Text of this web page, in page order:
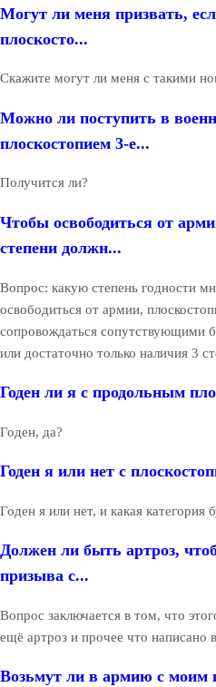
Могут ли меня призвать,
плоскосто...
Скажите могут ли меня с такими
Можно ли поступить в
плоскостопием 3-е...
Получится ли?
Чтобы освободиться от
степени должн...
Вопрос: какую степень годности
освободиться от армии,
сопровождаться сопутствующими
или достаточно только наличия 3
Годен ли я с продольным
Годен, да?
Годен я или нет с
Годен я или нет, и какая категория
Должен ли быть артроз,
призыва с...
Вопрос заключается в том, что
ещё артроз и прочее что написано
Возьмут ли в армию с моим